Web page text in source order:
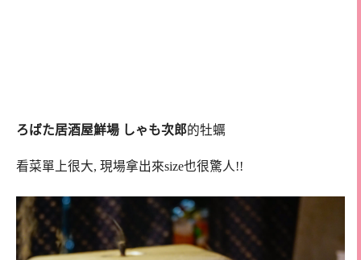
ろばた居酒屋鮮場 しゃも次郎的牡蠣
看菜單上很大, 現場拿出來size也很驚人!!